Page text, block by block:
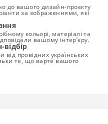
до вашого дизайн-проєкту
за зображеннями, які
кольорі, матеріалі та
вашому інтер’єру.
провідних українських
те, що варте вашого